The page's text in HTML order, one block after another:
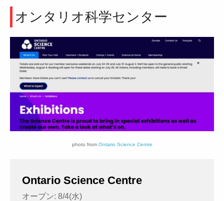
オンタリオ科学センター
photo from Ontario Science Centre
Ontario Science Centre
オープン: 8/4(水)